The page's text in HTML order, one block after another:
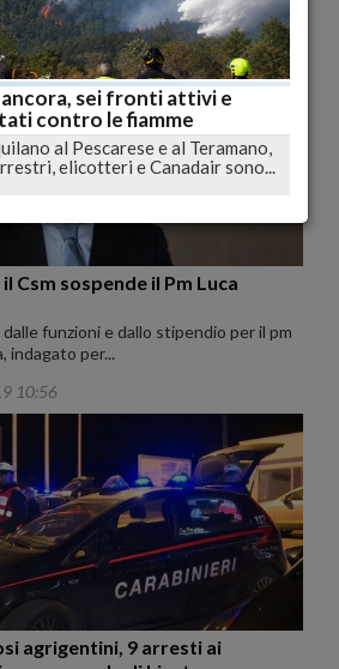
12:11
Csm sospende il Pm Luca
funzioni e dallo stipendio per il pm
indagato per...
10:56
agrigentini, 9 arresti ai
sei fronti attivi e
contro le fiamme
al Pescarese e al Teramano,
elicotteri e Canadair sono...